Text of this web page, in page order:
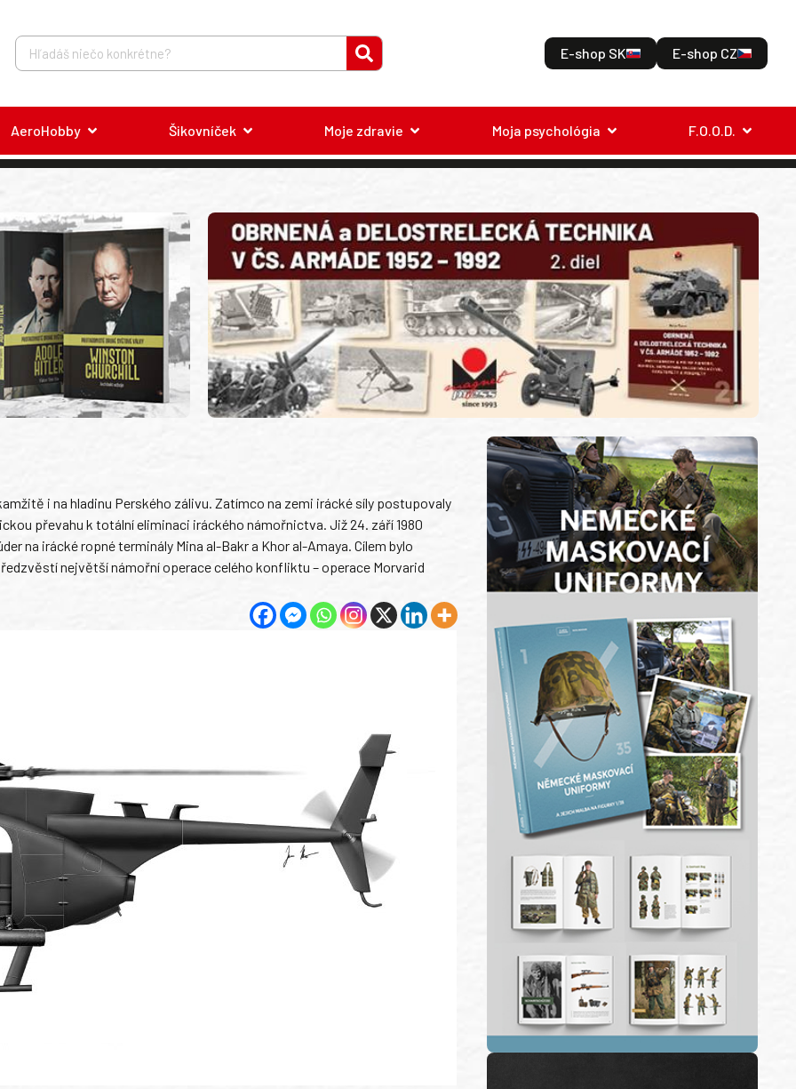
E-shop SK E-shop CZ
AeroHobby Šikovníček Moje zdravie Moja psychológia F.O.O.D.
i na hladinu Perského zálivu. Zatímco na zemi irácké síly postupovaly
převahu k totální eliminaci iráckého námořnictva. Již 24. září 1980
na irácké ropné terminály Mina al-Bakr a Khor al-Amaya. Cílem bylo
největší námořní operace celého konfliktu – operace Morvarid